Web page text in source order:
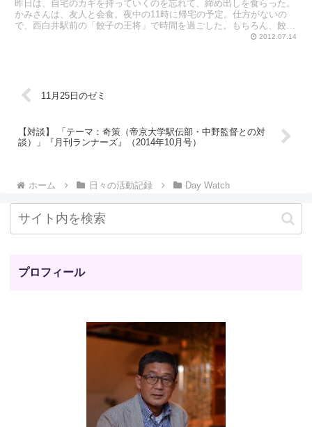
昨日は、自宅のカギを持っていくのを忘れて、締め出しを食らった。
かみさんは、友人と会食。夜中の11時に帰宅の予定。仕方がないの
で、西白井駅前の「餃子の王将」で時間を過ごした。もちろん、餃子
2012.07.14
11月25日のゼミ
【対談】 「テーマ：奇策（帝京大学駅伝部・中野監督との対
談）」『月刊ランナーズ』（2014年10月号）
ホーム 日々の活動記録 Day Watch
プロフィール